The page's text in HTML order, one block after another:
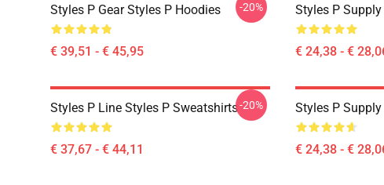
Styles P Gear Styles P Hoodies
€ 39,51 - € 45,95
-20% Styles P
€ 24,38 - €
Styles P Line Styles P Sweatshirts
€ 37,67 - € 44,11
-20% Styles P
€ 24,38 - €